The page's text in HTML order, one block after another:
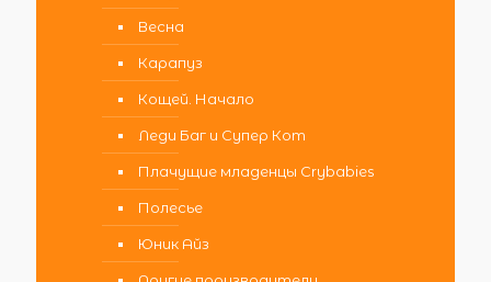
Весна
Карапуз
Кощей. Начало
Леди Баг и Супер Кот
Плачущие младенцы Crybabies
Полесье
Юник Айз